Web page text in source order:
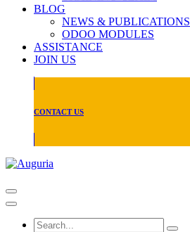
BLOG
NEWS & PUBLICATIONS
ODOO MODULES
ASSISTANCE
JOIN US
CONTACT US